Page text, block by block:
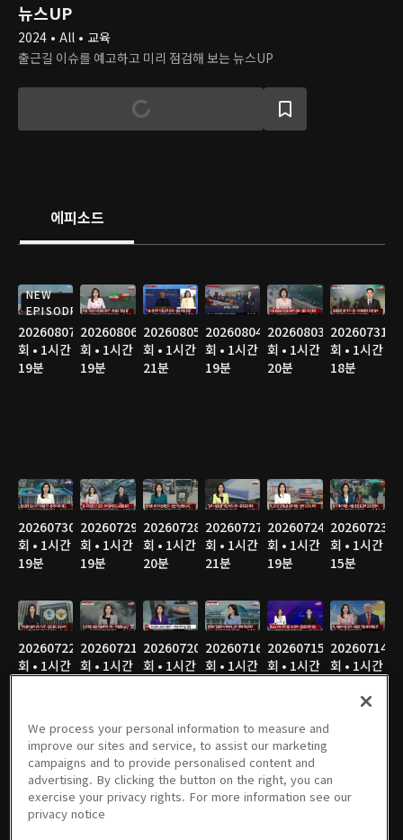
뉴스UP
2024 • All • 교육
출근길 이슈를 예고하고 미리 점검해 보는 뉴스UP
에피소드
NEW
EPISODE
20260807
회 • 1시간
19분
20260806
회 • 1시간
19분
20260805
회 • 1시간
21분
20260804
회 • 1시간
19분
20260803
회 • 1시간
20분
20260731
회 • 1시간
18분
20260730
회 • 1시간
19분
20260729
회 • 1시간
19분
20260728
회 • 1시간
20분
20260727
회 • 1시간
21분
20260724
회 • 1시간
19분
20260723
회 • 1시간
15분
20260722
회 • 1시간
20260721
회 • 1시간
20260720
회 • 1시간
20260716
회 • 1시간
20260715
회 • 1시간
20260714
회 • 1시간
20260713
회 • 1시간
19분
20260710
회 • 1시간
19분
20260709
회 • 1시간
20분
20260708
회 • 1시간
19분
20260707
회 • 1시간
20분
회 • 1시간
19분
We process your personal information to measure and
improve our sites and service, to assist our marketing
campaigns and to provide personalised content and
advertising. By clicking the button on the right, you can
exercise your privacy rights. For more information see our
privacy notice